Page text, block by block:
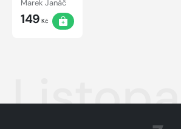
Marek Janáč
149 Kč